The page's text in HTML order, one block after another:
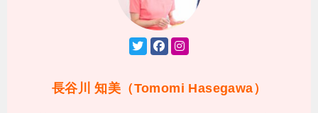
長谷川 知美（Tomomi Hasegawa）